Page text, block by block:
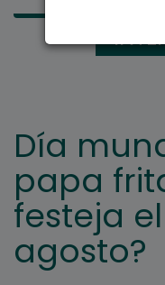
Día
papa
festeja
agosto?